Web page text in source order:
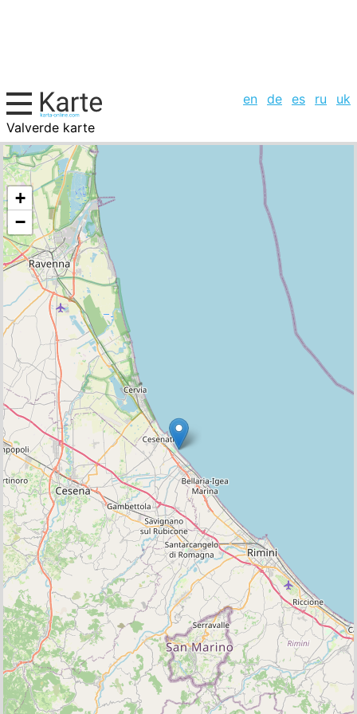
en de es ru
uk
Valverde karte
Italien, Städte-Liste
+
−